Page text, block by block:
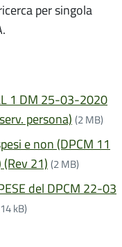
per singola
1 DM 25-03-2020
persona) (2 MB)
e non (DPCM 11
21) (2 MB)
del DPCM 22-03
kB)